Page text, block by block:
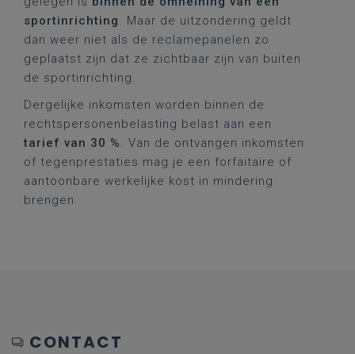
sportinrichting. Maar de uitzondering geldt
dan weer niet als de reclamepanelen zo
geplaatst zijn dat ze zichtbaar zijn van buiten
de sportinrichting.
Dergelijke inkomsten worden binnen de
rechtspersonenbelasting belast aan een
tarief van 30 %. Van de ontvangen inkomsten
of tegenprestaties mag je een forfaitaire of
aantoonbare werkelijke kost in mindering
brengen.
CONTACT